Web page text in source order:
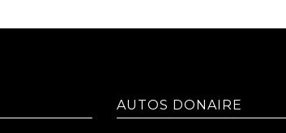
AUTOS DONAIRE